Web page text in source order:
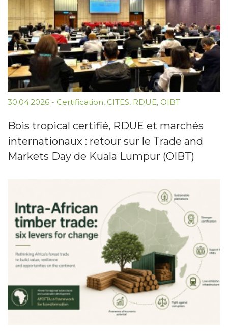
30.04.2026 - Certification, CITES, RDUE, OIBT
Bois tropical certifié, RDUE et marchés
internationaux : retour sur le Trade and
Markets Day de Kuala Lumpur (OIBT)